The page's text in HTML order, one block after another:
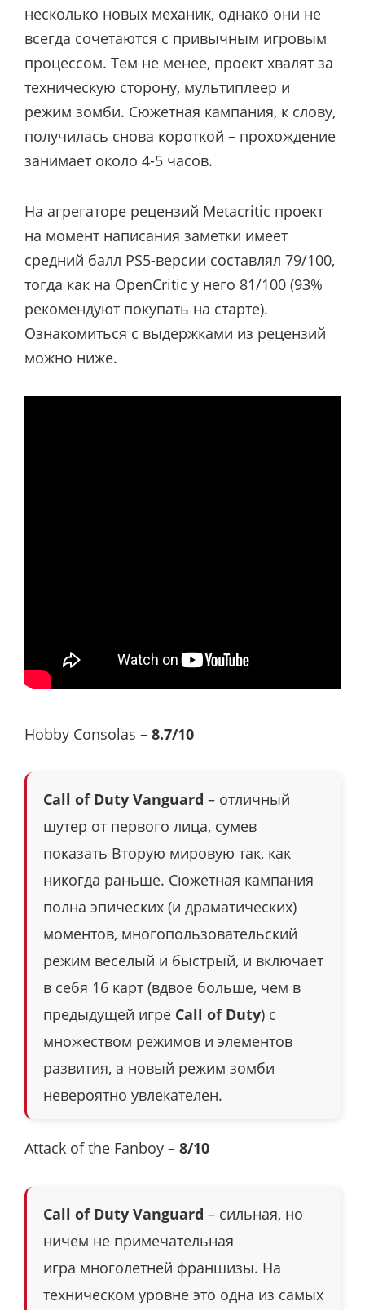
несколько новых механик, однако они не
всегда сочетаются с привычным игровым
процессом. Тем не менее, проект хвалят за
техническую сторону, мультиплеер и
режим зомби. Сюжетная кампания, к слову,
получилась снова короткой – прохождение
занимает около 4-5 часов.
На агрегаторе рецензий Metacritic проект
на момент написания заметки имеет
средний балл PS5-версии составлял 79/100,
тогда как на OpenCritic у него 81/100 (93%
рекомендуют покупать на старте).
Ознакомиться с выдержками из рецензий
можно ниже.
Hobby Consolas – 8.7/10
Call of Duty Vanguard – отличный
шутер от первого лица, сумев
показать Вторую мировую так, как
никогда раньше. Сюжетная кампания
полна эпических (и драматических)
моментов, многопользовательский
режим веселый и быстрый, и включает
в себя 16 карт (вдвое больше, чем в
предыдущей игре Call of Duty) с
множеством режимов и элементов
развития, а новый режим зомби
невероятно увлекателен.
Attack of the Fanboy – 8/10
Call of Duty Vanguard – сильная, но
ничем не примечательная
игра многолетней франшизы. На
техническом уровне это одна из самых